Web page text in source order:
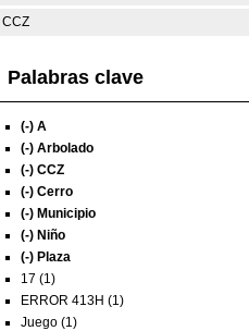
CCZ
Palabras clave
(-) A
(-) Arbolado
(-) CCZ
(-) Cerro
(-) Municipio
(-) Niño
(-) Plaza
17 (1)
ERROR 413H (1)
Juego (1)